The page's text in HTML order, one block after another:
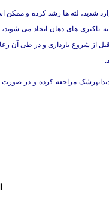
شدید، لثه ها رشد کرده و
باکتری های دهان ایجاد می شوند،
شروع بارداری و در طی آن
باردار به طور منظم و هر ۶ ماه یک بار به